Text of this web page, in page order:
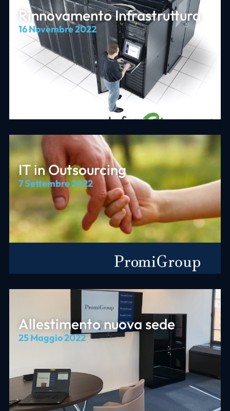
Rinnovamento Infrastruttura
16 Novembre 2022
IT in Outsourcing
7 Settembre 2022
Allestimento nuova sede
25 Maggio 2022